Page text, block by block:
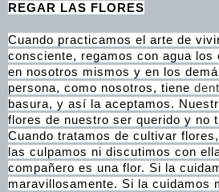
REGAR LAS FLORES
Cuando practicamos el arte de
consciente, regamos con agua los
en nosotros mismos y en los
persona, como nosotros, tiene
basura, y así la aceptamos.
flores de nuestro ser querido y no
Cuando tratamos de cultivar
las culpamos ni discutimos con
compañero es una flor. Si la
maravillosamente. Si la cuidamos